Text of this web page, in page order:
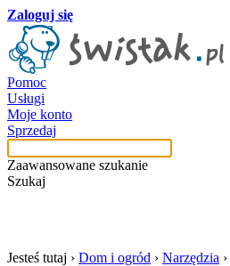
Zaloguj się
Pomoc
Usługi
Moje konto
Sprzedaj
Zaawansowane szukanie
Szukaj
Jesteś tutaj › Dom i ogród › Narzędzia ›